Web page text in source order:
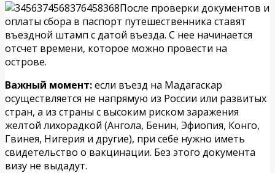
После проверки документов и
оплаты сбора в паспорт путешественника ставят
въездной штамп с датой въезда. С нее начинается
отсчет времени, которое можно провести на
острове.
Важный момент:если въезд на Мадагаскар
осуществляется не напрямую из России или развитых
стран, а из страны с высоким риском заражения
желтой лихорадкой (Ангола, Бенин, Эфиопия, Конго,
Гвинея, Нигерия и другие), при себе нужно иметь
свидетельство о вакцинации. Без этого документа
визу не выдадут.